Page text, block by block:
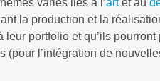
la production et la
leur portfolio et qu’ils pourront
(pour l’intégration de